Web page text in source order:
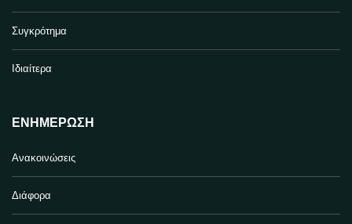
Συγκρότημα
Ιδιαίτερα
ΕΝΗΜΈΡΩΣΗ
Ανακοινώσεις
Διάφορα